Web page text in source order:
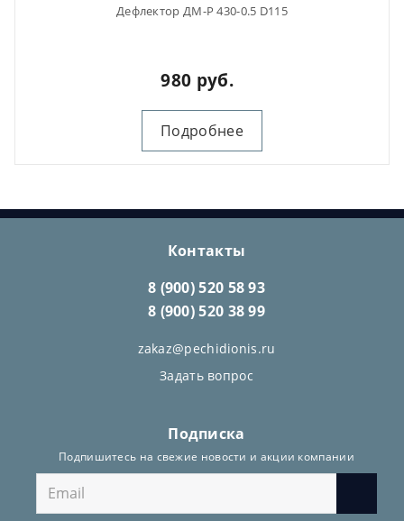
Дефлектор ДМ-Р 430-0.5 D115
980 руб.
Подробнее
Контакты
8 (900) 520 58 93
8 (900) 520 38 99
zakaz@pechidionis.ru
Задать вопрос
Подписка
Подпишитесь на свежие новости и акции компании